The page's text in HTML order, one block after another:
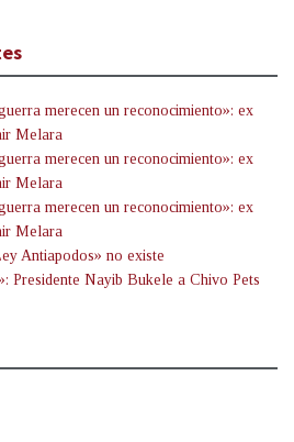
merecen un reconocimiento»: ex
Melara
merecen un reconocimiento»: ex
Melara
merecen un reconocimiento»: ex
Melara
Antiapodos» no existe
Presidente Nayib Bukele a Chivo Pets